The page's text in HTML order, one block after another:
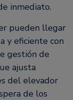
inmediato.
pueden llegar
y eficiente con
gestión de
ajusta
del elevador
de los